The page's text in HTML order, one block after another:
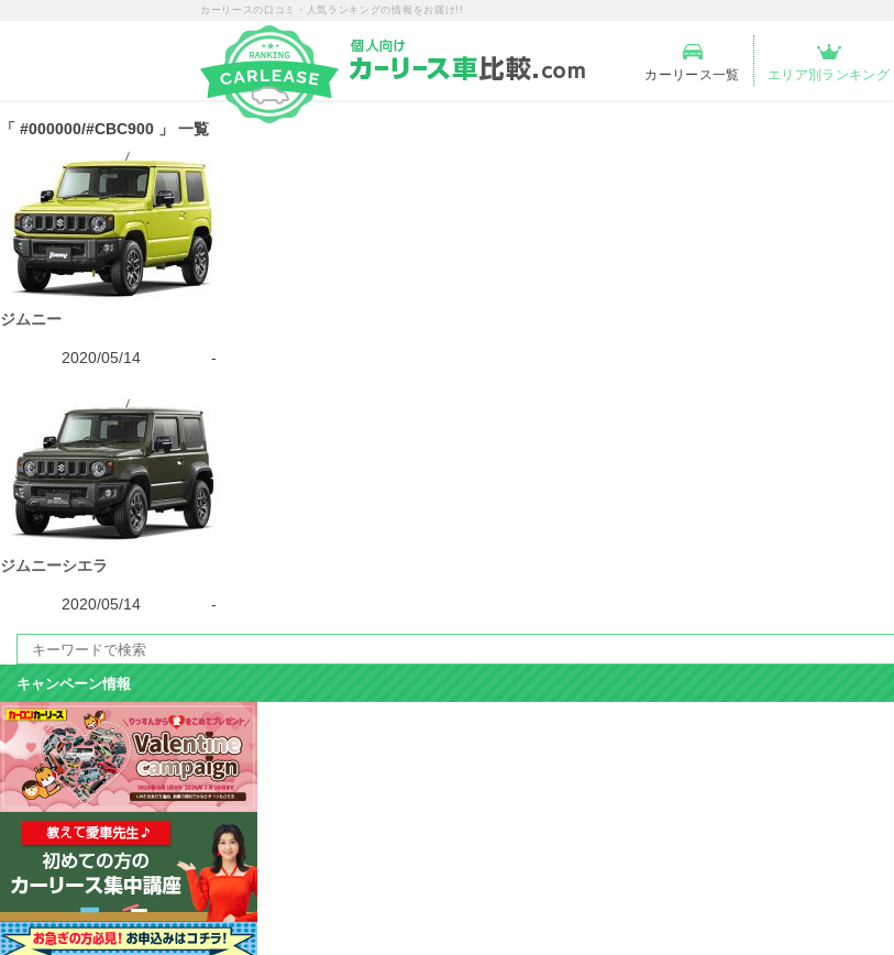
カーリースの口コミ・人気ランキングの情報をお届け!!
カーリース一覧 エリア別ランキング
「 #000000/#CBC900 」 一覧
ジムニー
2020/05/14 -
ジムニーシエラ
2020/05/14 -
キャンペーン情報